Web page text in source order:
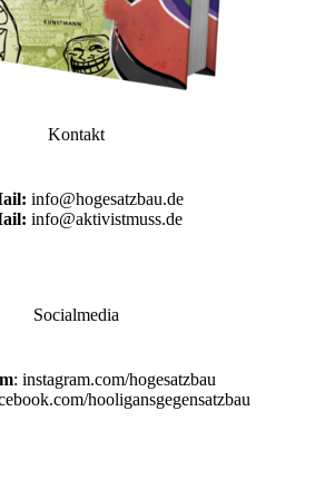
Kontakt
info@hogesatzbau.de
info@aktivistmuss.de
Socialmedia
: instagram.com/hogesatzbau
hooligansgegensatzbau